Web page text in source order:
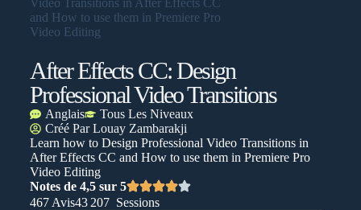
After Effects CC: Design
Professional Video Transitions
Anglais
Tous Les Niveaux
Créé ParLouay Zambarakji
Learn how to Design Professional Video Transitions in
After Effects CC and How to use them in Premiere Pro
Video Editing
Notes de 4,5 sur 5
467 Avis43 207 Sessions